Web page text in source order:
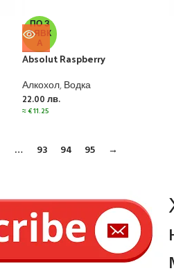
ПО З
АЯВК
А
Absolut Raspberry
Алкохол,Водка
22.00 лв.
≈€11.25
… 93 94 95 →